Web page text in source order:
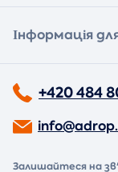
Інформація
+420 484
Залишайтеся на